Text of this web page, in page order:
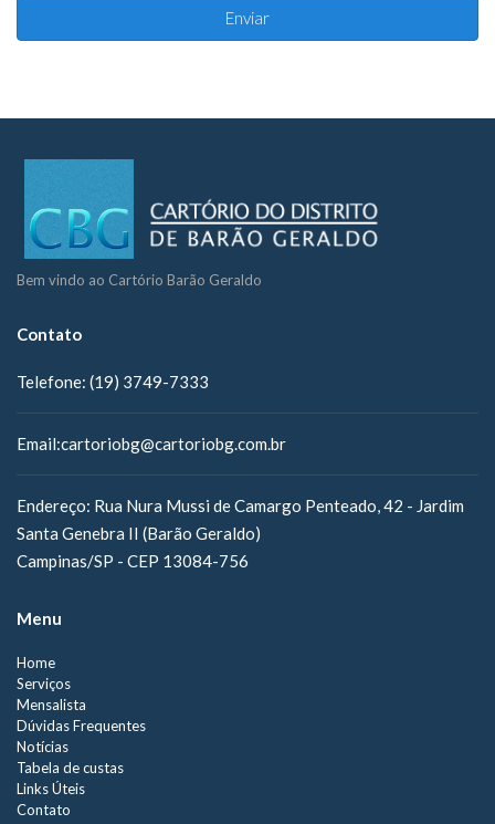
Bem vindo ao Cartório Barão Geraldo
Contato
Telefone: (19) 3749-7333
Email:cartoriobg@cartoriobg.com.br
Endereço: Rua Nura Mussi de Camargo Penteado, 42 - Jardim
Santa Genebra II (Barão Geraldo)
Campinas/SP - CEP 13084-756
Menu
Home
Serviços
Mensalista
Dúvidas Frequentes
Notícias
Tabela de custas
Links Úteis
Contato